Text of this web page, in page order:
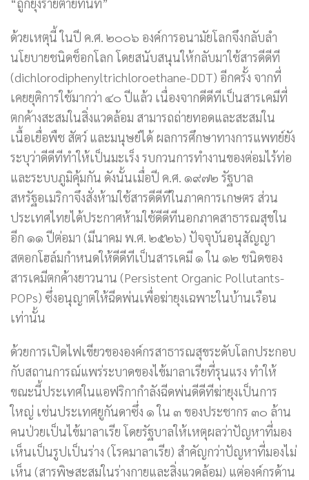
ด้วยเหตุนี้ ในปี ค.ศ. ๒๐๐๖ องค์การอนามัยโลกจึงกลับลำ
นโยบายชนิดช็อกโลก โดยสนับสนุนให้กลับมาใช้สารดีดีที
(dichlorodiphenyltrichloroethane-DDT) อีกครั้ง จากที่
เคยยุติการใช้มากว่า ๔๐ ปีแล้ว เนื่องจากดีดีทีเป็นสารเคมีที่
ตกค้างสะสมในสิ่งแวดล้อม สามารถถ่ายทอดและสะสมใน
เนื้อเยื่อพืช สัตว์ และมนุษย์ได้ ผลการศึกษาทางการแพทย์ยัง
ระบุว่าดีดีทีทำให้เป็นมะเร็ง รบกวนการทำงานของต่อมไร้ท่อ
และระบบภูมิคุ้มกัน ดังนั้นเมื่อปี ค.ศ. ๑๙๗๒ รัฐบาล
สหรัฐอเมริกาจึงสั่งห้ามใช้สารดีดีทีในภาคการเกษตร ส่วน
ประเทศไทยได้ประกาศห้ามใช้ดีดีทีนอกภาคสาธารณสุขใน
อีก ๑๑ ปีต่อมา (มีนาคม พ.ศ. ๒๕๒๖) ปัจจุบันอนุสัญญา
สตอกโฮล์มกำหนดให้ดีดีทีเป็นสารเคมี ๑ ใน ๑๒ ชนิดของ
สารเคมีตกค้างยาวนาน (Persistent Organic Pollutants-
POPs) ซึ่งอนุญาตให้ฉีดพ่นเพื่อฆ่ายุงเฉพาะในบ้านเรือน
เท่านั้น
ด้วยการเปิดไฟเขียวขององค์กรสาธารณสุขระดับโลกประกอบ
กับสถานการณ์แพร่ระบาดของไข้มาลาเรียที่รุนแรง ทำให้
ขณะนี้ประเทศในแอฟริกากำลังฉีดพ่นดีดีทีฆ่ายุงเป็นการ
ใหญ่ เช่นประเทศยูกันดาซึ่ง ๑ ใน ๓ ของประชากร ๓๐ ล้าน
คนป่วยเป็นไข้มาลาเรีย โดยรัฐบาลให้เหตุผลว่าปัญหาที่มอง
เห็นเป็นรูปเป็นร่าง (โรคมาลาเรีย) สำคัญกว่าปัญหาที่มองไม่
เห็น (สารพิษสะสมในร่างกายและสิ่งแวดล้อม) แต่องค์กรด้าน